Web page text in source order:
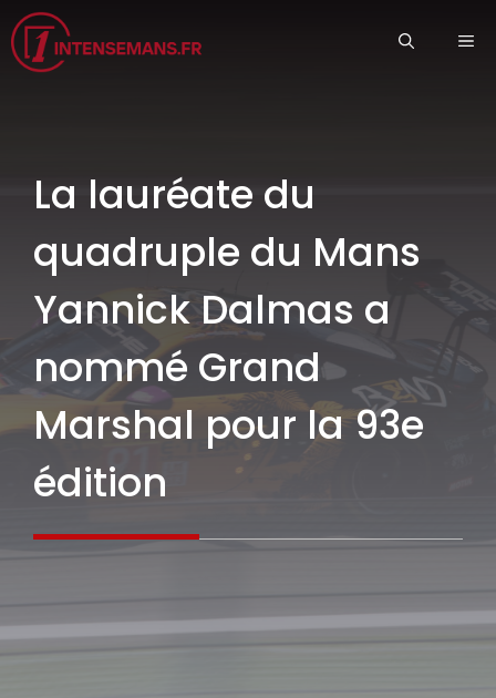
Aller
au
contenu
La lauréate du
quadruple du Mans
Yannick Dalmas a
nommé Grand
Marshal pour la 93e
édition